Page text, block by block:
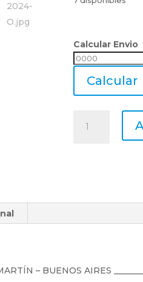
Calcular Envio
Calcular
Calcular
Metal
Ø
cantidad
– BUENOS AIRES